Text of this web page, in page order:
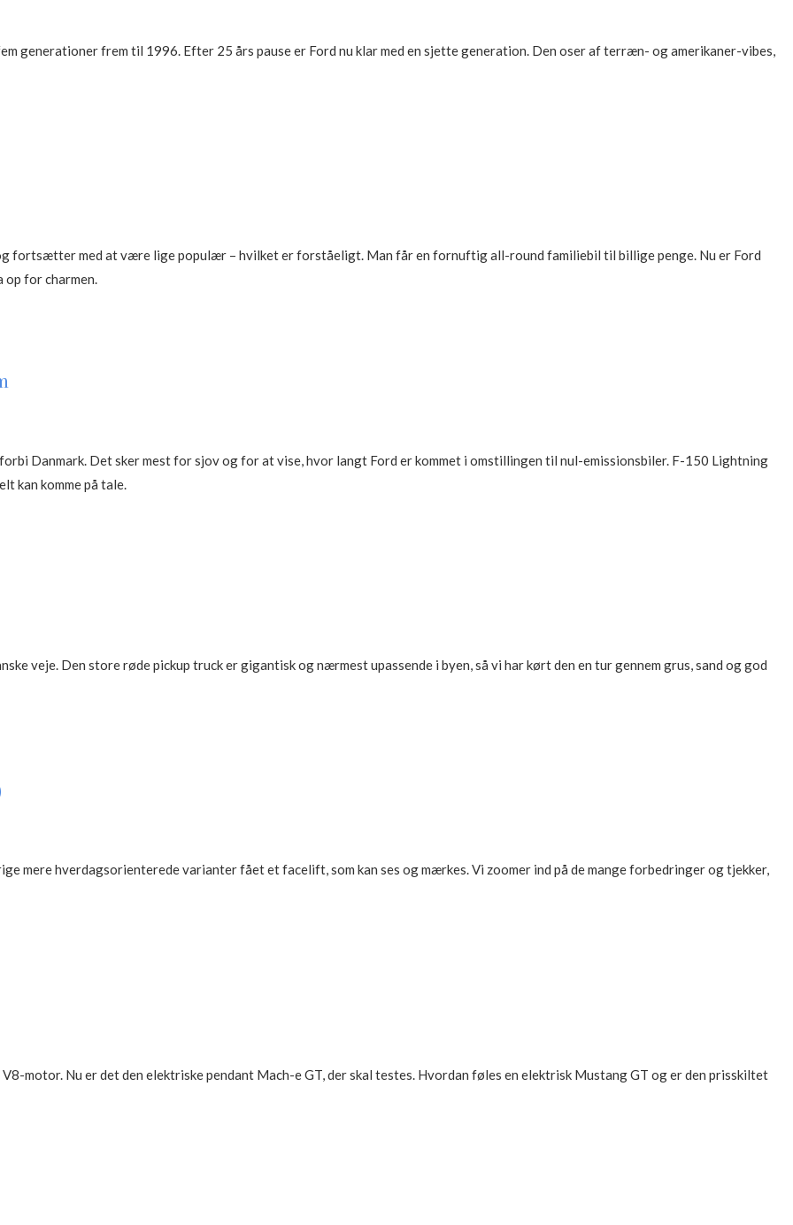
generationer frem til 1996. Efter 25 års pause er Ford nu klar med en sjette generation. Den oser af terræn- og amerikaner-vibes,
fortsætter med at være lige populær – hvilket er forståeligt. Man får en fornuftig all-round familiebil til billige penge. Nu er Ford
op for charmen.
Danmark. Det sker mest for sjov og for at vise, hvor langt Ford er kommet i omstillingen til nul-emissionsbiler. F-150 Lightning
kan komme på tale.
veje. Den store røde pickup truck er gigantisk og nærmest upassende i byen, så vi har kørt den en tur gennem grus, sand og god
mere hverdagsorienterede varianter fået et facelift, som kan ses og mærkes. Vi zoomer ind på de mange forbedringer og tjekker,
motor. Nu er det den elektriske pendant Mach-e GT, der skal testes. Hvordan føles en elektrisk Mustang GT og er den prisskiltet